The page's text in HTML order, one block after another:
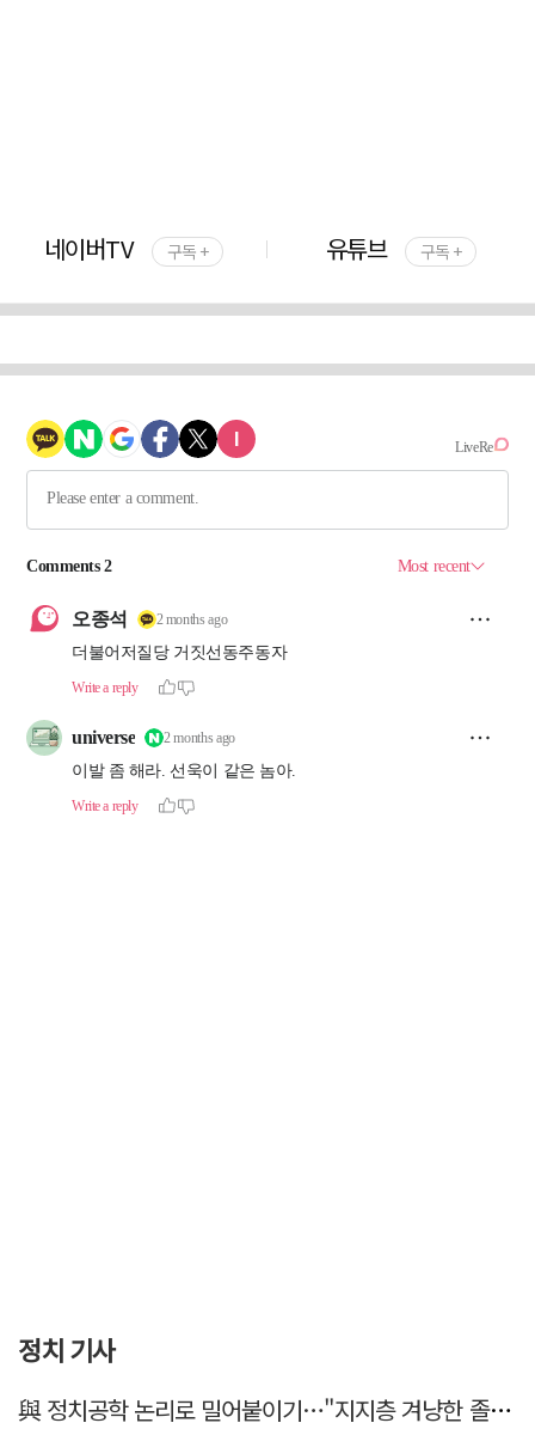
네이버TV 구독 + 유튜브 구독 +
정치 기사
與 정치공학 논리로 밀어붙이기…"지지층 겨냥한 졸속 포퓰리즘 정책"